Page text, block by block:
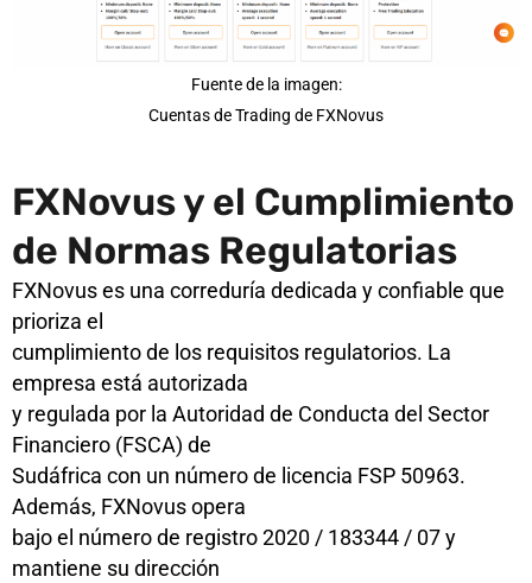
Fuente de la imagen:
Cuentas de Trading de FXNovus
FXNovus y el Cumplimiento
de Normas Regulatorias
FXNovus es una correduría dedicada y confiable que
prioriza el
cumplimiento de los requisitos regulatorios. La
empresa está autorizada
y regulada por la Autoridad de Conducta del Sector
Financiero (FSCA) de
Sudáfrica con un número de licencia FSP 50963.
Además, FXNovus opera
bajo el número de registro 2020 / 183344 / 07 y
mantiene su dirección